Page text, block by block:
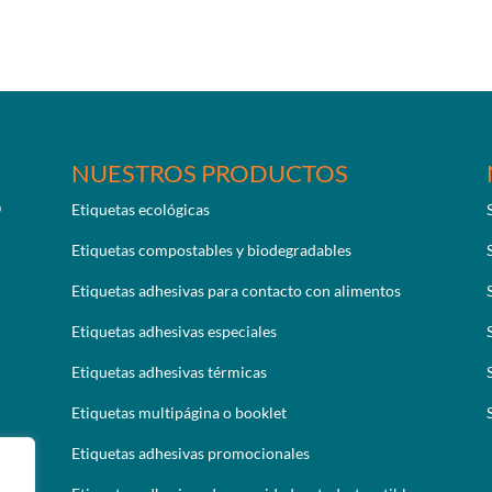
NUESTROS PRODUCTOS
Etiquetas ecológicas
Etiquetas compostables y biodegradables
Etiquetas adhesivas para contacto con alimentos
Etiquetas adhesivas especiales
Etiquetas adhesivas térmicas
Etiquetas multipágina o booklet
Etiquetas adhesivas promocionales